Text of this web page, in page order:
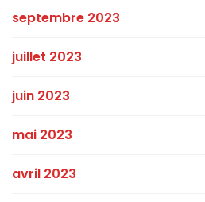
septembre 2023
juillet 2023
juin 2023
mai 2023
avril 2023